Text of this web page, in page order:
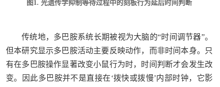
图1. 光遗传学抑制等待过程中的刻板行为延后时间判断
传统地，多巴胺系统长期被视为大脑的“时间调节器”。
但本研究显示多巴胺活动主要反映动作，而非时间本身。只
有在多巴胺操作显著改变小鼠行为时，时间判断才会发生改
变。因此多巴胺并不是直接在‘拨快或拨慢’内部时钟，它影